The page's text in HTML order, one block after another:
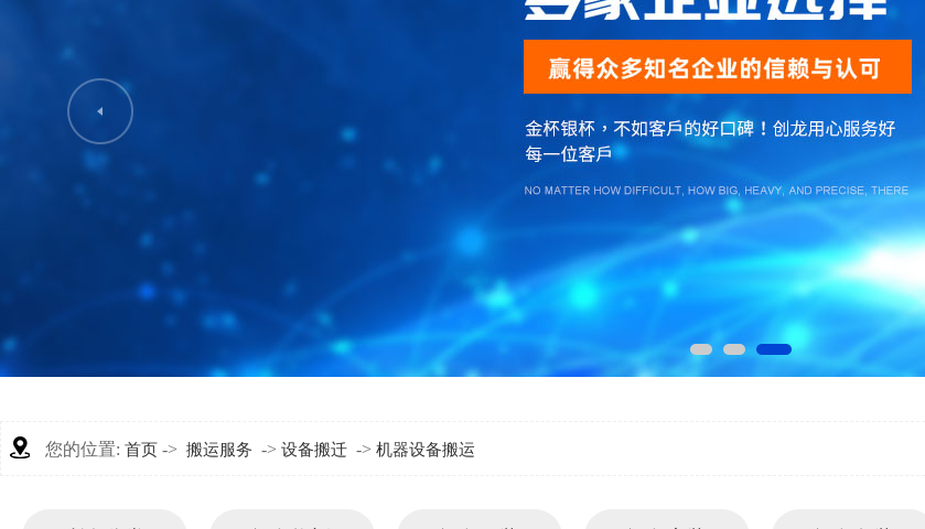
您的位置: 首页 -> 搬运服务 -> 设备搬迁 -> 机器设备搬运